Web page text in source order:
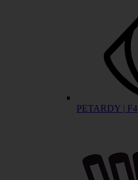
PETARDY | F4